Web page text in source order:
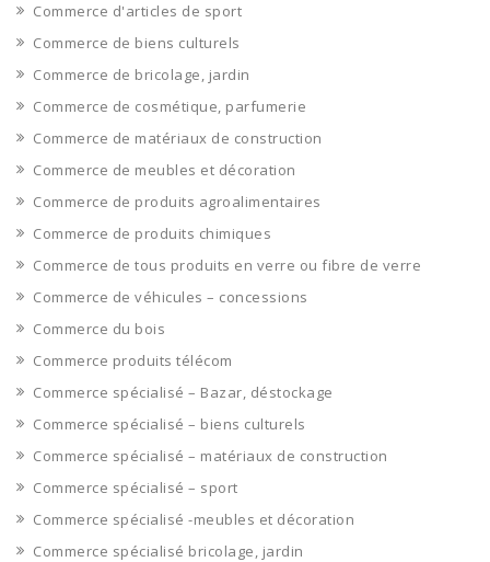
Commerce d'articles de sport
Commerce de biens culturels
Commerce de bricolage, jardin
Commerce de cosmétique, parfumerie
Commerce de matériaux de construction
Commerce de meubles et décoration
Commerce de produits agroalimentaires
Commerce de produits chimiques
Commerce de tous produits en verre ou fibre de verre
Commerce de véhicules – concessions
Commerce du bois
Commerce produits télécom
Commerce spécialisé – Bazar, déstockage
Commerce spécialisé – biens culturels
Commerce spécialisé – matériaux de construction
Commerce spécialisé – sport
Commerce spécialisé -meubles et décoration
Commerce spécialisé bricolage, jardin